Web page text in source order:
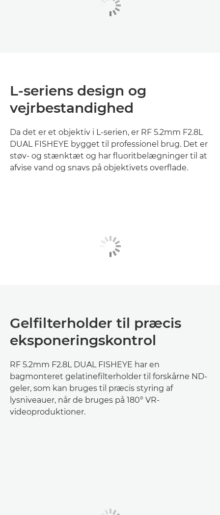
L-seriens design og
vejrbestandighed
Da det er et objektiv i L-serien, er RF 5.2mm F2.8L
DUAL FISHEYE bygget til professionel brug. Det er
støv- og stænktæt og har fluoritbelægninger til at
afvise vand og snavs på objektivets overflade.
Gelfilterholder til præcis
eksponeringskontrol
RF 5.2mm F2.8L DUAL FISHEYE har en
bagmonteret gelatinefilterholder til forskårne ND-
geler, som kan bruges til præcis styring af
lysniveauer, når de bruges på 180° VR-
videoproduktioner.